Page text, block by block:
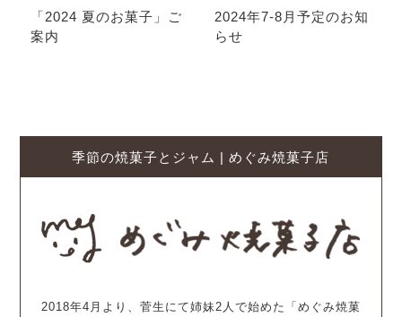
「2024 夏のお菓子」ご
案内
2024年7-8月予定のお知
らせ
季節の焼菓子とジャム | めぐみ焼菓子店
2018年4月より、菅生にて姉妹2人で始めた「めぐみ焼菓